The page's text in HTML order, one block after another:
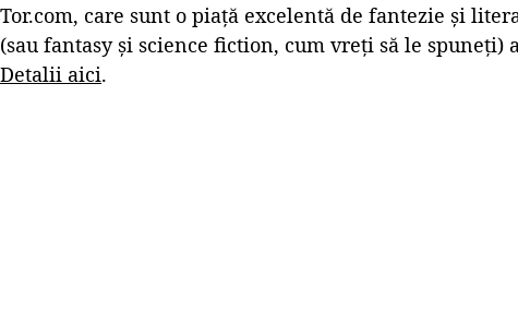
Tor.com, care sunt o piață excelentă de fantezie și
(sau fantasy și science fiction, cum vreți să le spuneți)
Detalii aici.